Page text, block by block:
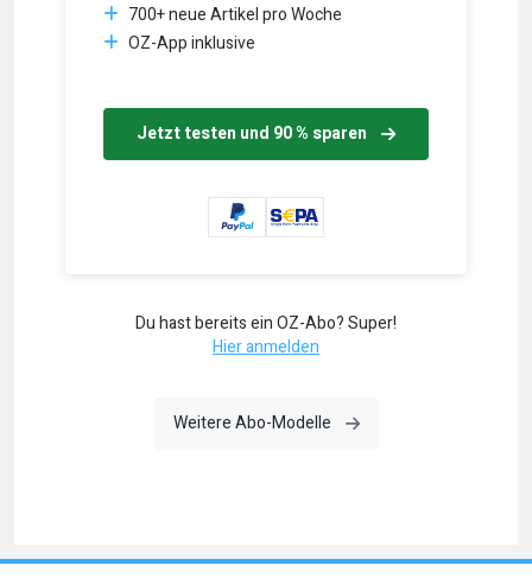
700+ neue Artikel pro Woche
OZ-App inklusive
Jetzt testen und 90 % sparen
Du hast bereits ein OZ-Abo? Super!
Hier anmelden
Weitere Abo-Modelle